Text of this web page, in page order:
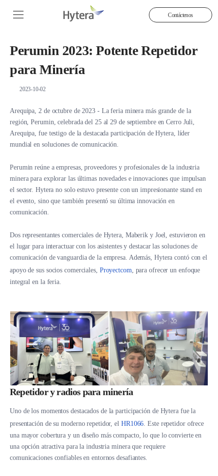
Contáctenos
Perumin 2023: Potente Repetidor
para Minería
2023-10-02
Arequipa, 2 de octubre de 2023 - La feria minera más grande de la
región, Perumin, celebrada del 25 al 29 de septiembre en Cerro Juli,
Arequipa, fue testigo de la destacada participación de Hytera, líder
mundial en soluciones de comunicación.
Perumin reúne a empresas, proveedores y profesionales de la industria
minera para explorar las últimas novedades e innovaciones que impulsan
el sector. Hytera no solo estuvo presente con un impresionante stand en
el evento, sino que también presentó su última innovación en
comunicación.
Dos representantes comerciales de Hytera, Maberik y Joel, estuvieron en
el lugar para interactuar con los asistentes y destacar las soluciones de
comunicación de vanguardia de la empresa. Además, Hytera contó con el
apoyo de sus socios comerciales, Proyectcom, para ofrecer un enfoque
integral en la feria.
Repetidor y radios para minería
Uno de los momentos destacados de la participación de Hytera fue la
presentación de su moderno repetidor, el HR1066. Este repetidor ofrece
una mayor cobertura y un diseño más compacto, lo que lo convierte en
una opción atractiva para la industria minera que requiere
comunicaciones confiables en entornos desafiantes.